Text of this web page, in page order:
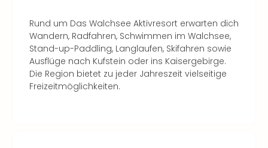
Rund um Das Walchsee Aktivresort erwarten dich
Wandern, Radfahren, Schwimmen im Walchsee,
Stand-up-Paddling, Langlaufen, Skifahren sowie
Ausflüge nach Kufstein oder ins Kaisergebirge.
Die Region bietet zu jeder Jahreszeit vielseitige
Freizeitmöglichkeiten.